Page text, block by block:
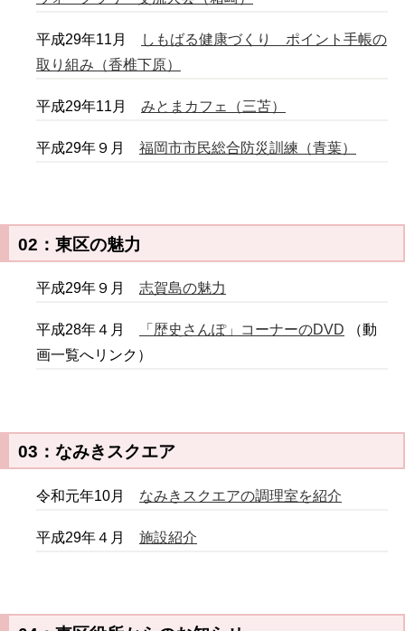
平成29年11月
しもばる健康づくり ポイント手帳の
取り組み（香椎下原）
平成29年11月 みとまカフェ（三苫）
平成29年９月 福岡市市民総合防災訓練（青葉）
02：東区の魅力
平成29年９月 志賀島の魅力
平成28年４月 「歴史さんぽ」コーナーのDVD （動
画一覧へリンク）
03：なみきスクエア
令和元年10月 なみきスクエアの調理室を紹介
平成29年４月 施設紹介